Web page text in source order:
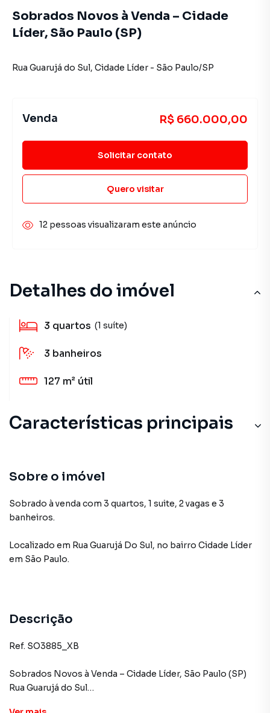
Detalhes do imóvel
3 quartos (1 suíte)
3 banheiros
127 m² útil
Características principais
Sobre o imóvel
Sobrado à venda com 3 quartos, 1 suite, 2 vagas e 3
banheiros.
Localizado em Rua Guarujá Do Sul, no bairro Cidade Líder
em São Paulo.
Descrição
Ref. SO3885_XB
Sobrados Novos à Venda – Cidade Líder, São Paulo (SP)
Rua Guarujá do Sul
Sobrados Novos à Venda – Cidade
Líder, São Paulo (SP)
Rua Guarujá do Sul, Cidade Líder - São Paulo/SP
Venda R$ 660.000,00
Solicitar contato
Quero visitar
12 pessoas visualizaram este anúncio